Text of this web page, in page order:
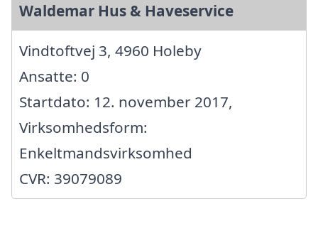
Waldemar Hus & Haveservice
Vindtoftvej 3, 4960 Holeby
Ansatte: 0
Startdato: 12. november 2017,
Virksomhedsform:
Enkeltmandsvirksomhed
CVR: 39079089